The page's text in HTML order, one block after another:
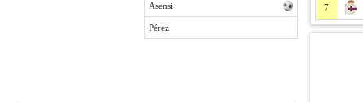
Asensi
Pérez
7